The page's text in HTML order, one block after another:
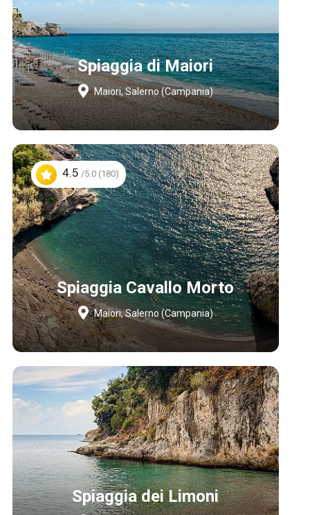
Spiaggia di Maiori
Maiori, Salerno (Campania)
4.5 /5.0 (180)
Spiaggia Cavallo Morto
Maiori, Salerno (Campania)
Spiaggia dei Limoni